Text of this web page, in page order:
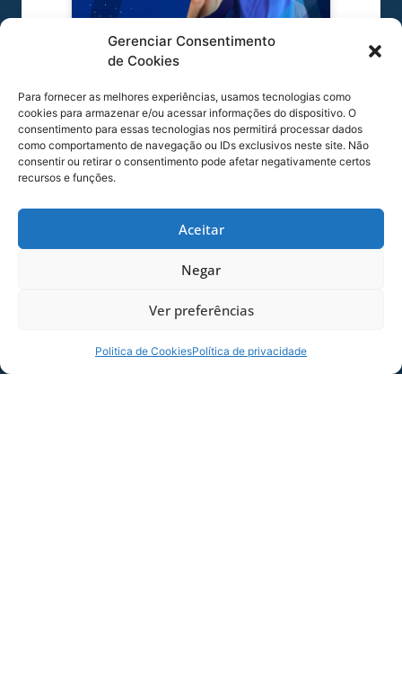
Gerenciar Consentimento
de Cookies
Para fornecer as melhores experiências, usamos tecnologias como
cookies para armazenar e/ou acessar informações do dispositivo. O
consentimento para essas tecnologias nos permitirá processar dados
como comportamento de navegação ou IDs exclusivos neste site. Não
consentir ou retirar o consentimento pode afetar negativamente certos
recursos e funções.
Aceitar
Negar
Ver preferências
Politica de CookiesPolítica de privacidade
COMPARTILHE ESSA NOTÍCIA
MAIS NOTÍCIAS